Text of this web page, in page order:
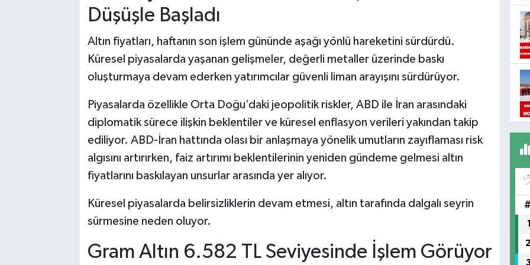
Düşüşle Başladı
Altın fiyatları, haftanın son işlem gününde aşağı yönlü hareketini sürdürdü.
Küresel piyasalarda yaşanan gelişmeler, değerli metaller üzerinde baskı
oluşturmaya devam ederken yatırımcılar güvenli liman arayışını sürdürüyor.
Piyasalarda özellikle Orta Doğu’daki jeopolitik riskler, ABD ile İran arasındaki
diplomatik sürece ilişkin beklentiler ve küresel enflasyon verileri yakından takip
ediliyor. ABD-İran hattında olası bir anlaşmaya yönelik umutların zayıflaması risk
algısını artırırken, faiz artırımı beklentilerinin yeniden gündeme gelmesi altın
fiyatlarını baskılayan unsurlar arasında yer alıyor.
Küresel piyasalarda belirsizliklerin devam etmesi, altın tarafında dalgalı seyrin
sürmesine neden oluyor.
Gram Altın 6.582 TL Seviyesinde İşlem Görüyor
#
1
2